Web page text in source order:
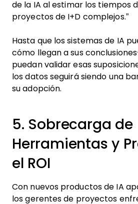
de la IA al estimar los tiempos
proyectos de I+D complejos.”
Hasta que los sistemas de IA
cómo llegan a sus
puedan validar esas
los datos seguirá siendo una
su adopción.
5. Sobrecarga de
Herramientas y
el ROI
Con nuevos productos de IA
los gerentes de proyectos